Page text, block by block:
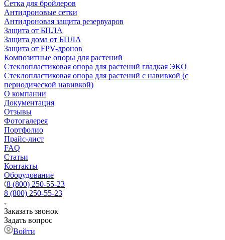
Сетка для бройлеров
Антидроновые сетки
Антидроновая защита резервуаров
Защита от БПЛА
Защита дома от БПЛА
Защита от FPV-дронов
Композитные опоры для растений
Стеклопластиковая опора для растений гладкая ЭКО
Стеклопластиковая опора для растений с навивкой (с
периодической навивкой)
О компании
Документация
Отзывы
Фотогалерея
Портфолио
Прайс-лист
FAQ
Статьи
Контакты
Оборудование
8 (800) 250-55-23
8 (800) 250-55-23
Заказать звонок
Задать вопрос
Войти